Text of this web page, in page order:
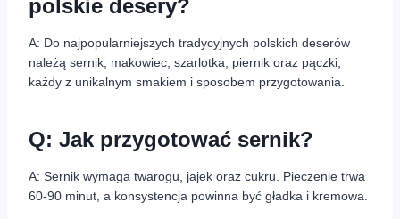
polskie desery?
A: Do najpopularniejszych tradycyjnych polskich deserów
należą sernik, makowiec, szarlotka, piernik oraz pączki,
każdy z unikalnym smakiem i sposobem przygotowania.
Q: Jak przygotować sernik?
A: Sernik wymaga twarogu, jajek oraz cukru. Pieczenie trwa
60-90 minut, a konsystencja powinna być gładka i kremowa.